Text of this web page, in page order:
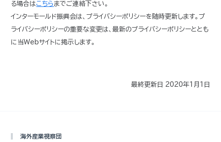
る場合はこちら までご連絡下さい。
インターモールド振興会は、プライバシーポリシーを随時更新します。プ
ライバシーポリシーの重要な変更は、最新のプライバシーポリシーととも
に当Webサイトに掲示します。
最終更新日 2020年1月1日
海外産業視察団